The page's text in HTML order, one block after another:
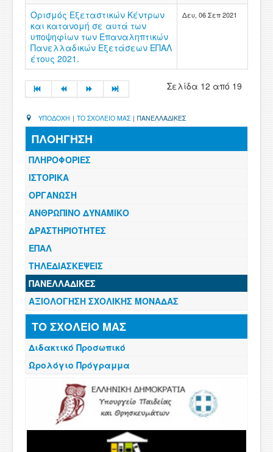
Ορισμός Εξεταστικών Κέντρων
και κατανομή σε αυτά των
υποψηφίων των Επαναληπτικών
Πανελλαδικών Εξετάσεων ΕΠΑΛ
έτους 2021.
Δευ, 06 Σεπ 2021
Σελίδα 12 από 19
ΥΠΟΔΟΧΗ | ΤΟ ΣΧΟΛΕΙΟ ΜΑΣ | ΠΑΝΕΛΛΑΔΙΚΕΣ
ΠΛΟΗΓΗΣΗ
ΠΛΗΡΟΦΟΡΙΕΣ
ΙΣΤΟΡΙΚΑ
ΟΡΓΑΝΩΣΗ
ΑΝΘΡΩΠΙΝΟ ΔΥΝΑΜΙΚΟ
ΔΡΑΣΤΗΡΙΟΤΗΤΕΣ
ΕΠΑΛ
ΤΗΛΕΔΙΑΣΚΕΨΕΙΣ
ΠΑΝΕΛΛΑΔΙΚΕΣ
ΑΞΙΟΛΟΓΗΣΗ ΣΧΟΛΙΚΗΣ ΜΟΝΑΔΑΣ
ΤΟ ΣΧΟΛΕΙΟ ΜΑΣ
Διδακτικό Προσωπικό
Ωρολόγιο Πρόγραμμα